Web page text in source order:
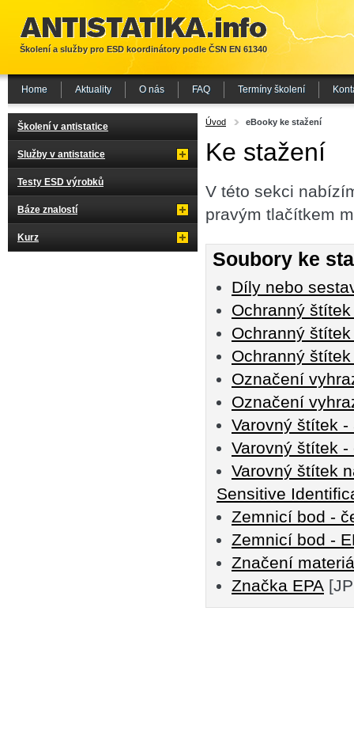
Úvod eBooky ke stažení
Ke stažení
V této sekci
pravým tlačítkem
Soubory ke
Díly nebo
Ochranný
Ochranný
Ochranný
Označení
Označení
Varovný štítek -
Varovný štítek -
Varovný štítek
Sensitive
Zemnicí bod -
Zemnicí bod -
Značení
Značka EPA
Školení v antistatice
Služby v antistatice
Testy ESD výrobků
Báze znalostí
Kurz
Školení a služby pro ESD koordinátory podle ČSN EN 61340
Home Aktuality O nás FAQ Termíny školení